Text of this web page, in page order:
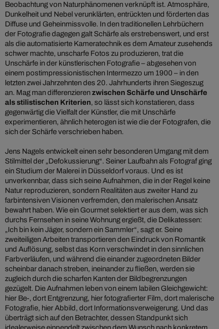
Beobachtung von Naturphänomenen verknüpft ist. Atmosphäre,
Dunkelheit und Nebel verunklärten, entrückten und förderten das
Diffuse und Geheinmissvolle. In den traditionellen Lehrbüchern
der Fotografie dagegen galt Schärfe als erstrebenswert, und erst
als die automatisierte Kameratechnik es dem Amateur zusehends
schwer machte, unscharfe Fotos zu produzieren, trat die
Unschärfe in der künstlerischen Fotografie – abgesehen von
einem postimpressionistischen Intermezzo um 1900 – in den
letzten zwei Jahrzehnten des 20. Jahrhunderts ihren Siegeszug
an. Mag man differenzierenzwischen Schärfe und Unschärfe
als stilistischen Kriterien, so lässt sich konstatieren, dass
gegenwärtig die Vielfalt der Künstler, die mit Unschärfe
experimentieren, ähnlich heterogen ist wie die der Fotografen, die
sich der Schärfe verschrieben haben.
Jens Nagels entwickelt einen sehr besonderen Umgang mit dem
Stilmittel der „Defokussierung“. Seiner Laufbahn als Fotograf ging
ein Studium der Malerei in Düsseldorf voraus. Und es ist
unverkennbar, dass sich seine Aufnahmen, die in der Regel keine
Natur reproduzieren, sondern Realitäten aus zweiter Hand zu
farbintensiven Visionen verfremden, den malerischen Ansatz
bewahrt haben. Wie ein Gourmet selektiert er aus dem, was sich
durchs Fernsehen in seine Wohnung ergießt, die Delikatessen:
„Ich bin kein Jäger, sondern ein Sammler“, sagt er. Seine
zweiteiligen Arbeiten transportieren den Eindruck von Romantik
und Auflösung, selbst das Korn verschwindet in den sinnlichen
Farbverläufen, und während die einander zugeordneten Bilder
scheinbar danach streben, ineinander zu fließen, werden sie
zugleich durch die scharfen Kanten der Bildbegrenzungen
gezügelt. Die Aufnahmen leben von einem labilen Gleichgewicht:
hier Be-, dort Entgrenzung, hier fotografierter Film, dort malerische
Fotografie, hier Abbild, dort Informationsverweigerung. Und das
überträgt sich auf den Betrachter, dessen Standpunkt sich